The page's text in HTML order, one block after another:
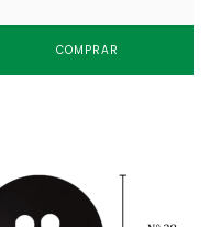
COMPRAR